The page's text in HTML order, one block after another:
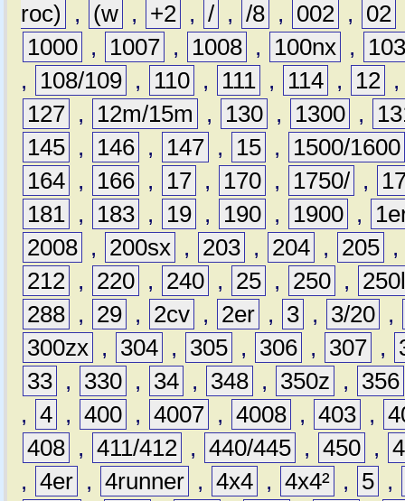
roc)
, (w , +2 , / , /8 , 002 , 02
1000 , 1007 , 1008 , 100nx ,
,
108/109 , 110 , 111 , 114 , 12
127 , 12m/15m , 130 , 1300 ,
145 , 146 , 147 , 15 ,
1500/1600
164 , 166 , 17 , 170 , 1750/ ,
181 , 183 , 19 , 190 , 1900 ,
2008 , 200sx , 203 , 204 , 205 ,
212 , 220 , 240 , 25 , 250 ,
288 , 29 , 2cv , 2er , 3 , 3/20 ,
300zx , 304 , 305 , 306 , 307 ,
33 , 330 , 34 , 348 , 350z ,
356
, 4 , 400 , 4007 , 4008 , 403 ,
408 , 411/412 , 440/445 , 450 ,
, 4er , 4runner , 4x4 , 4x4² , 5 ,